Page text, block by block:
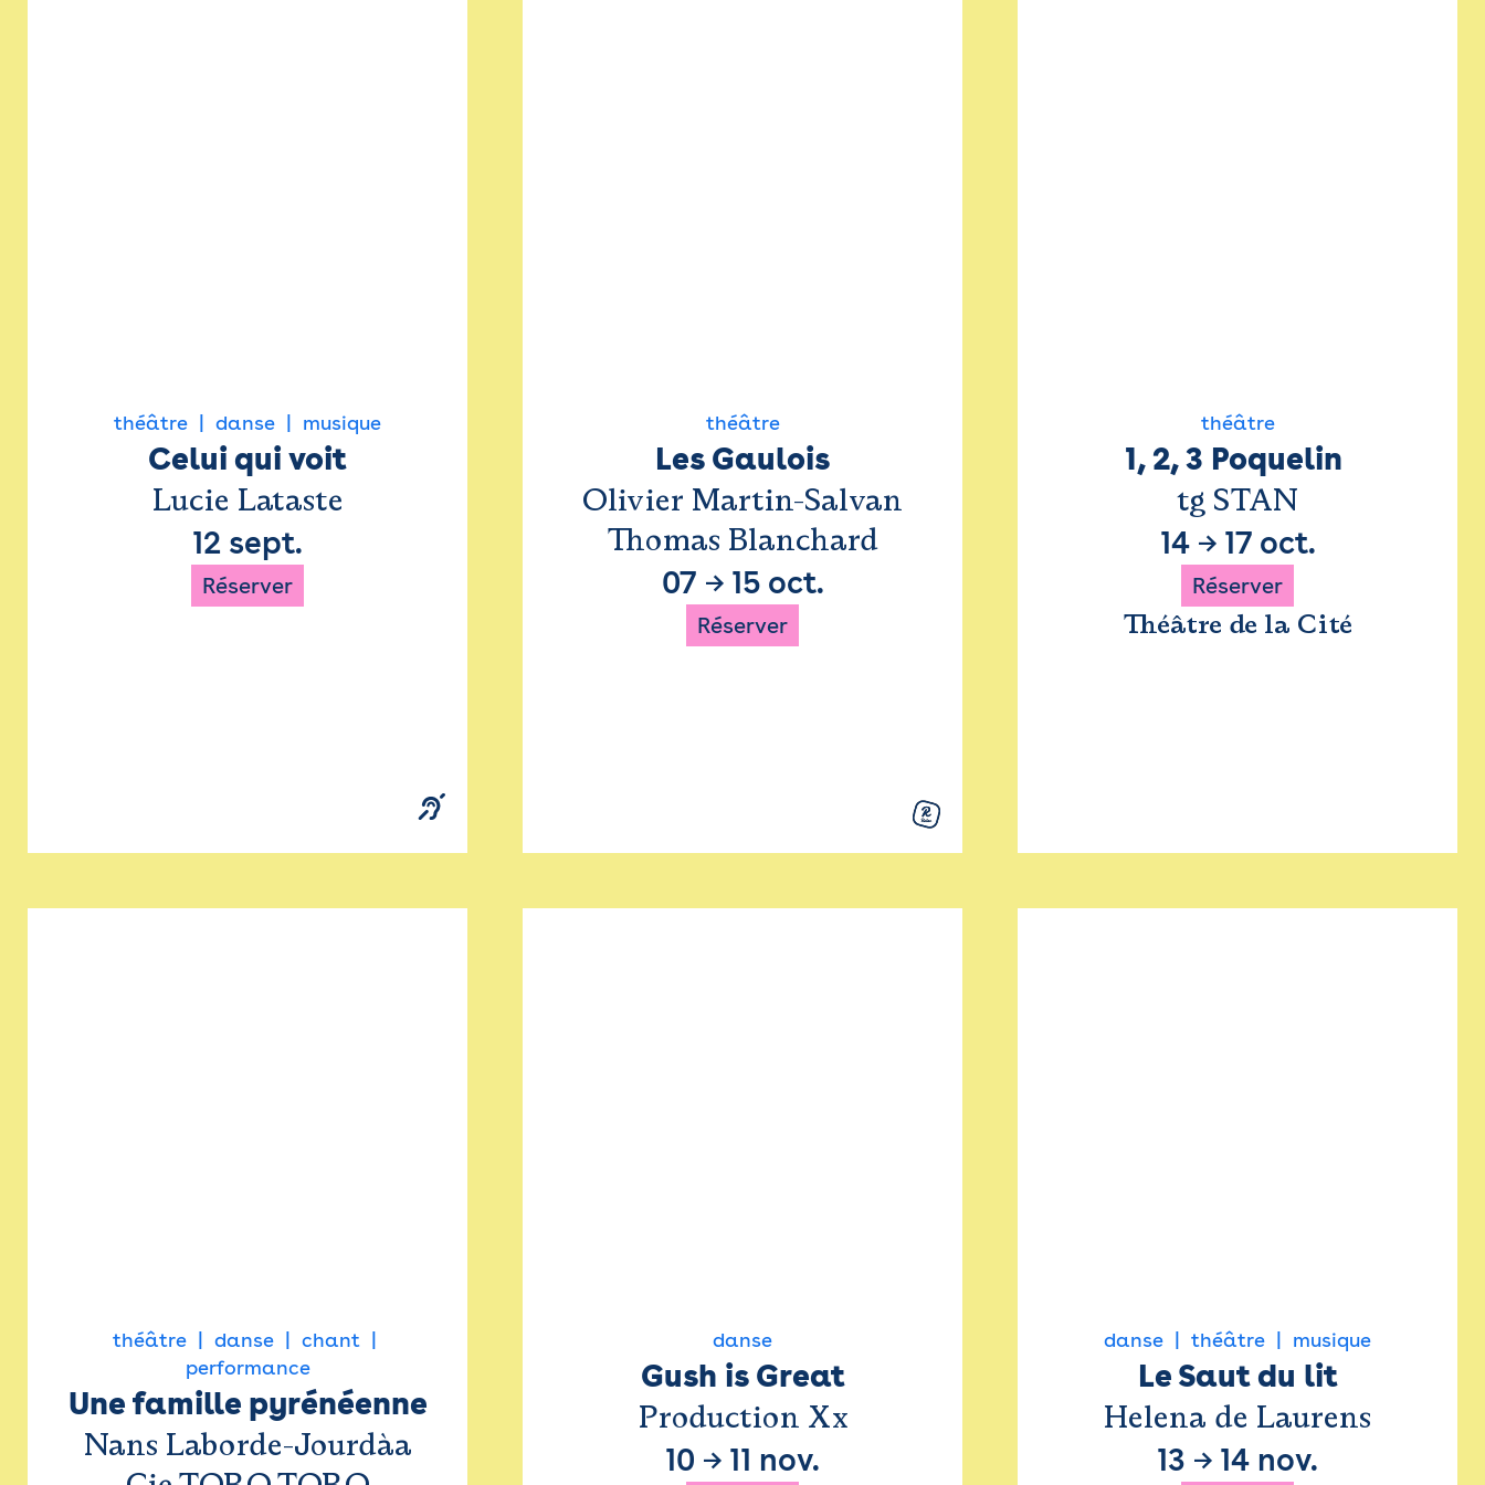
théâtre danse musique
Celui qui voit
Lucie Lataste
12 sept.
Réserver
théâtre
Les Gaulois
Olivier Martin-Salvan
Thomas Blanchard
07 → 15 oct.
Réserver
théâtre
1, 2, 3 Poquelin
tg STAN
14→ 17 oct.
Réserver
Théâtre de la Cité
théâtre danse
chant
performance
Une famille pyrénéenne
Nans Laborde-Jourdàa
danse
Gush is Great
Production Xx
10 → 11 nov.
danse théâtre musique
Le Saut du lit
Helena de Laurens
13 → 14 nov.